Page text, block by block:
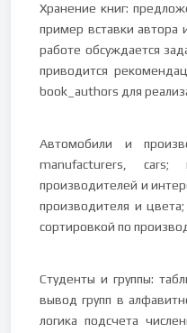
Хранение книг:
пример вставки автора
работе обсуждается
приводится
book_authors для
Автомобили и
manufacturers, cars;
производителей и
производителя и
сортировкой по
Студенты и группы:
вывод групп в
логика подсчета